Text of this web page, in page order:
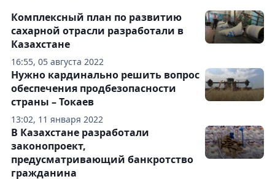
16:55, 05 августа 2022
Комплексный план по развитию
сахарной отрасли разработали в
Казахстане
13:02, 11 января 2022
Нужно кардинально решить вопрос
обеспечения продбезопасности
страны – Токаев
В Казахстане разработали
законопроект,
предусматривающий банкротство
гражданина